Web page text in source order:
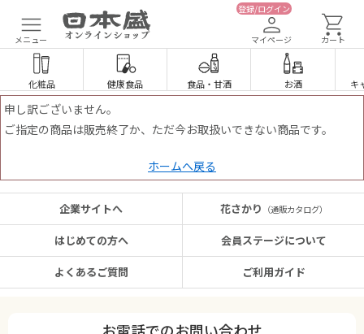
メニュー
登録/ログイン
マイページ カート
化粧品 健康食品 食品・ 甘酒 お酒 キ
申し訳ございません。
ご指定の商品は販売終了か、ただ今お取扱いできない商品です。
ホームへ戻る
企業サイトへ
はじめての方へ
よくあるご質問
花さかり （通販カタログ）
会員ステージについて
ご利用ガイド